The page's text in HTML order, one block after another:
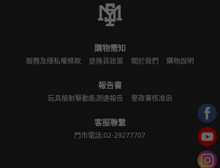
購物需知
服務及隱私權條款 退換貨政策 關於我們 購物說明
報告書
玩具槍射擊動能測速報告 警政署核准函
客服聯繫
門市電話:02-29277707